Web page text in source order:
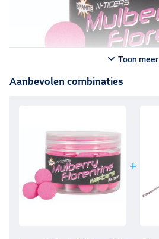
Toon meer
Aanbevolen combinaties